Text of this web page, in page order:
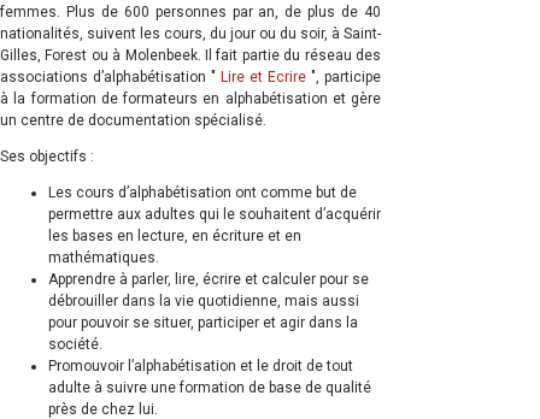
femmes. Plus de 600 personnes par an, de plus de 40
nationalités, suivent les cours, du jour ou du soir, à Saint-
Gilles, Forest ou à Molenbeek. Il fait partie du réseau des
associations d’alphabétisation " Lire et Ecrire ", participe
à la formation de formateurs en alphabétisation et gère
un centre de documentation spécialisé.
Ses objectifs :
Les cours d’alphabétisation ont comme but de
permettre aux adultes qui le souhaitent d’acquérir
les bases en lecture, en écriture et en
mathématiques.
Apprendre à parler, lire, écrire et calculer pour se
débrouiller dans la vie quotidienne, mais aussi
pour pouvoir se situer, participer et agir dans la
société.
Promouvoir l’alphabétisation et le droit de tout
adulte à suivre une formation de base de qualité
près de chez lui.